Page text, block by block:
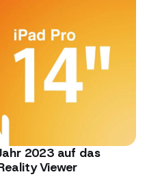
2023 auf das
Viewer